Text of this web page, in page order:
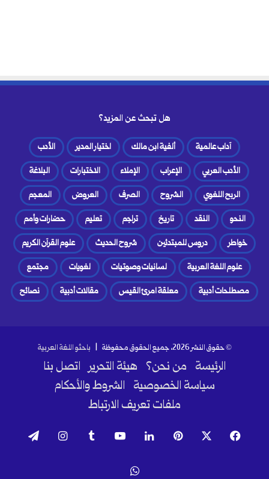
هل تبحث عن المزيد؟
آداب عالمية ألفية ابن مالك اختيار المدير
الأدب
الأدب العربي
الإعراب الإملاء الاختبارات
البلاغة
الربح اللغوي
الشروح الصرف العروض
المعجم
النحو
النقد تاريخ تراجم تعليم
حضارات وأمم
خواطر
دروس للمبتدئين شروح الحديث
علوم القرآن الكريم
علوم اللغة العربية
لسانيات وصوتيات لغويات
مجتمع
مصطلحات أدبية
معلقة امرئ القيس مقالات أدبية نصائح
© حقوق النشر 2026، جميع الحقوق محفوظة | باحثو اللغة العربية
الرئيسة من نحن؟ هيئة التحرير اتصل بنا
سياسة الخصوصية الشروط والأحكام
ملفات تعريف الارتباط
فيسبوك بينتيريست لينكدإن ‫YouTube انستقرام